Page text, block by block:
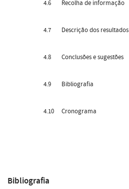
4.6 Recolha de informação
4.7 Descrição dos resultados
4.8 Conclusões e sugestões
4.9 Bibliografia
4.10 Cronograma
Bibliografia